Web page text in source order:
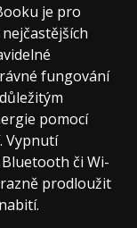
je pro
fungování
pomocí
Vypnutí
či Wi-
prodloužit